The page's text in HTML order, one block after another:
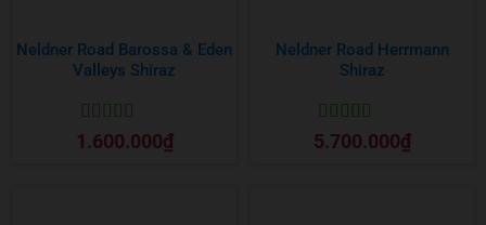
Neldner Road Barossa & Eden
Valleys Shiraz
Được xếp
hạng55 sao
1.600.000₫
Neldner Road Herrmann
Shiraz
Được xếp
hạng55 sao
5.700.000₫